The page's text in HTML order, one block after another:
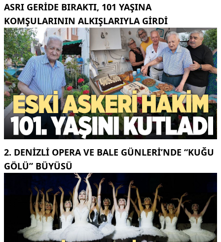
ASRI GERIDE BIRAKTI, 101 YAŞINA
KOMŞULARININ ALKIŞLARIYLA GIRDI
2. DENIZLI OPERA VE BALE GÜNLERI’NDE “KUĞU
GÖLÜ” BÜYÜSÜ